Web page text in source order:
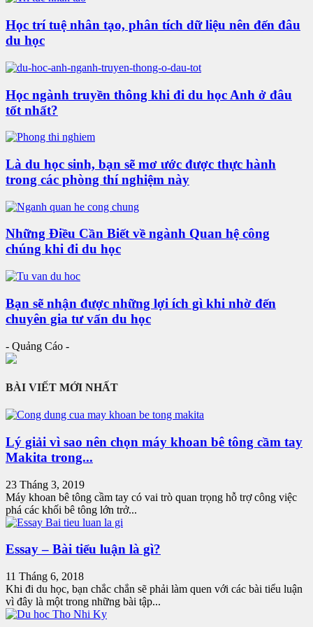
Học trí tuệ nhân tạo, phân tích dữ liệu nên đến đâu
du học
Học ngành truyền thông khi đi du học Anh ở đâu
tốt nhất?
Là du học sinh, bạn sẽ mơ ước được thực hành
trong các phòng thí nghiệm này
Những Điều Cần Biết về ngành Quan hệ công
chúng khi đi du học
Bạn sẽ nhận được những lợi ích gì khi nhờ đến
chuyên gia tư vấn du học
- Quảng Cáo -
BÀI VIẾT MỚI NHẤT
Lý giải vì sao nên chọn máy khoan bê tông cầm tay
Makita trong...
23 Tháng 3, 2019
Máy khoan bê tông cầm tay có vai trò quan trọng hỗ trợ công việc
phá các khối bê tông lớn trở...
Essay – Bài tiểu luận là gì?
11 Tháng 6, 2018
Khi đi du học, bạn chắc chắn sẽ phải làm quen với các bài tiểu luận
vì đây là một trong những bài tập...